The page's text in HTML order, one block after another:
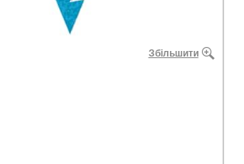
Збільшити